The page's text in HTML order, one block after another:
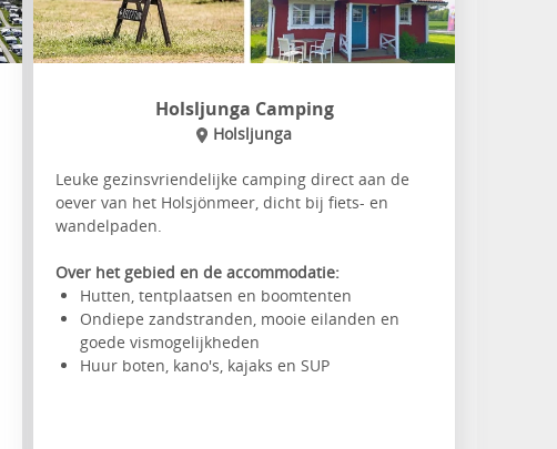
Holsljunga Camping
Holsljunga
Leuke gezinsvriendelijke camping direct aan de
oever van het Holsjönmeer, dicht bij fiets- en
wandelpaden.
Over het gebied en de accommodatie:
Hutten, tentplaatsen en boomtenten
Ondiepe zandstranden, mooie eilanden en
goede vismogelijkheden
Huur boten, kano's, kajaks en SUP